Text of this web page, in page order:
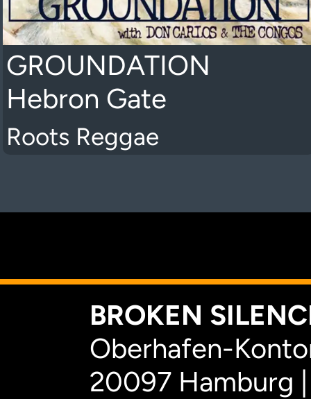
GROUNDATION
Hebron Gate
Roots Reggae
BROKEN
Oberhafen-
20097 Hamburg